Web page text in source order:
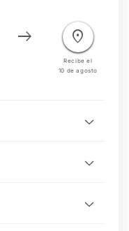
east location_on
Recibe el
10 de agosto